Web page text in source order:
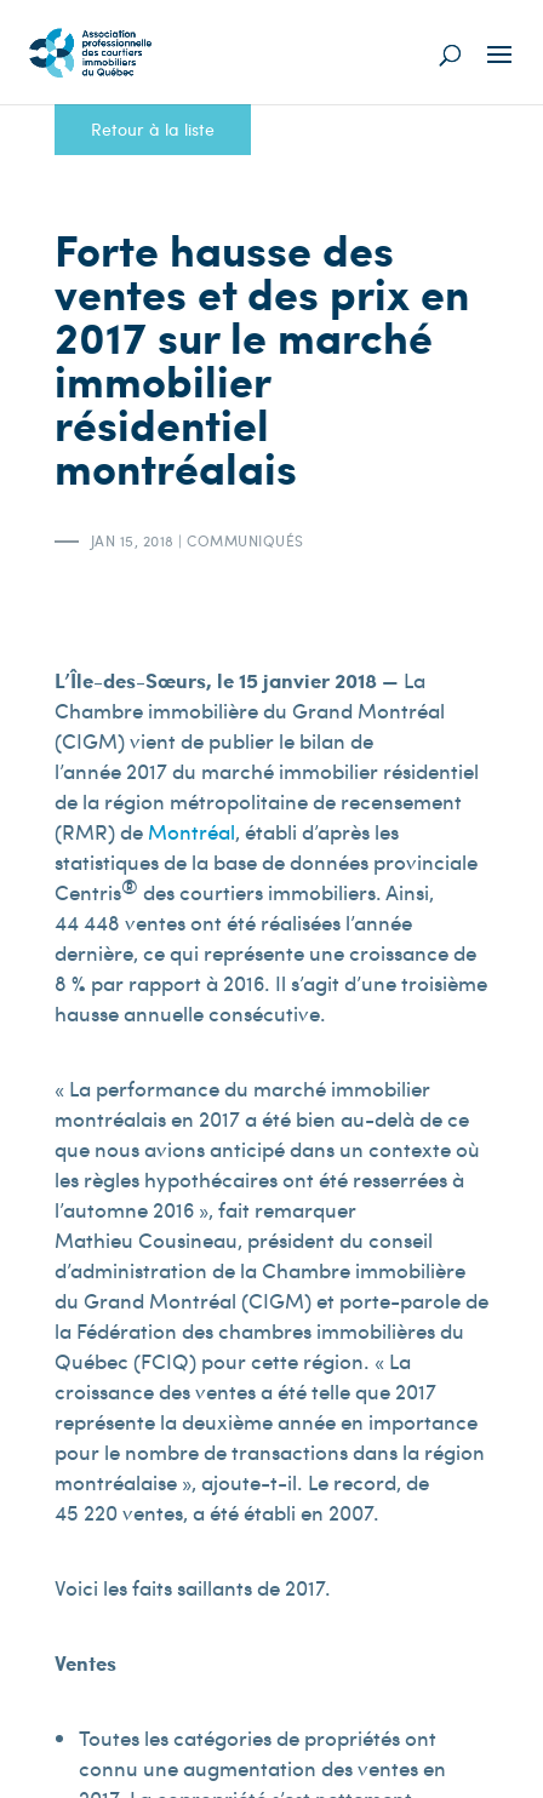
Retour à la liste
Forte hausse des
ventes et des prix en
2017 sur le marché
immobilier
résidentiel
montréalais
JAN 15, 2018 |COMMUNIQUÉS
L’Île-des-Sœurs, le 15 janvier 2018 — La
Chambre immobilière du Grand Montréal
(CIGM) vient de publier le bilan de
l’année 2017 du marché immobilier résidentiel
de la région métropolitaine de recensement
(RMR) de Montréal, établi d’après les
statistiques de la base de données provinciale
Centris® des courtiers immobiliers. Ainsi,
44 448 ventes ont été réalisées l’année
dernière, ce qui représente une croissance de
8 % par rapport à 2016. Il s’agit d’une troisième
hausse annuelle consécutive.
« La performance du marché immobilier
montréalais en 2017 a été bien au-delà de ce
que nous avions anticipé dans un contexte où
les règles hypothécaires ont été resserrées à
l’automne 2016 », fait remarquer
Mathieu Cousineau, président du conseil
d’administration de la Chambre immobilière
du Grand Montréal (CIGM) et porte-parole de
la Fédération des chambres immobilières du
Québec (FCIQ) pour cette région. « La
croissance des ventes a été telle que 2017
représente la deuxième année en importance
pour le nombre de transactions dans la région
montréalaise », ajoute-t-il. Le record, de
45 220 ventes, a été établi en 2007.
Voici les faits saillants de 2017.
Ventes
Toutes les catégories de propriétés ont
connu une augmentation des ventes en